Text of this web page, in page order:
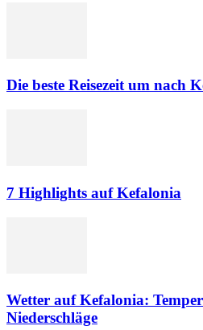
Die beste Reisezeit um nach
7 Highlights auf Kefalonia
Wetter auf Kefalonia:
Niederschläge